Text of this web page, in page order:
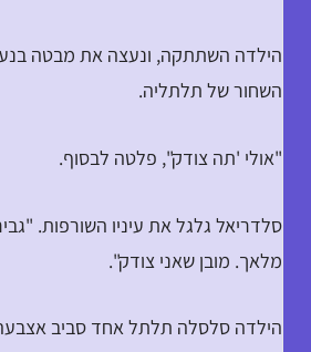
הילדה השתתקה, ונעצה את מבטה
השחור של תלתליה.
"אולי 'תה צודק", פלטה לבסוף.
סלדריאל גלגל את עיניו השורפות.
מלאך. מובן שאני צודק".
הילדה סלסלה תלתל אחד סביב